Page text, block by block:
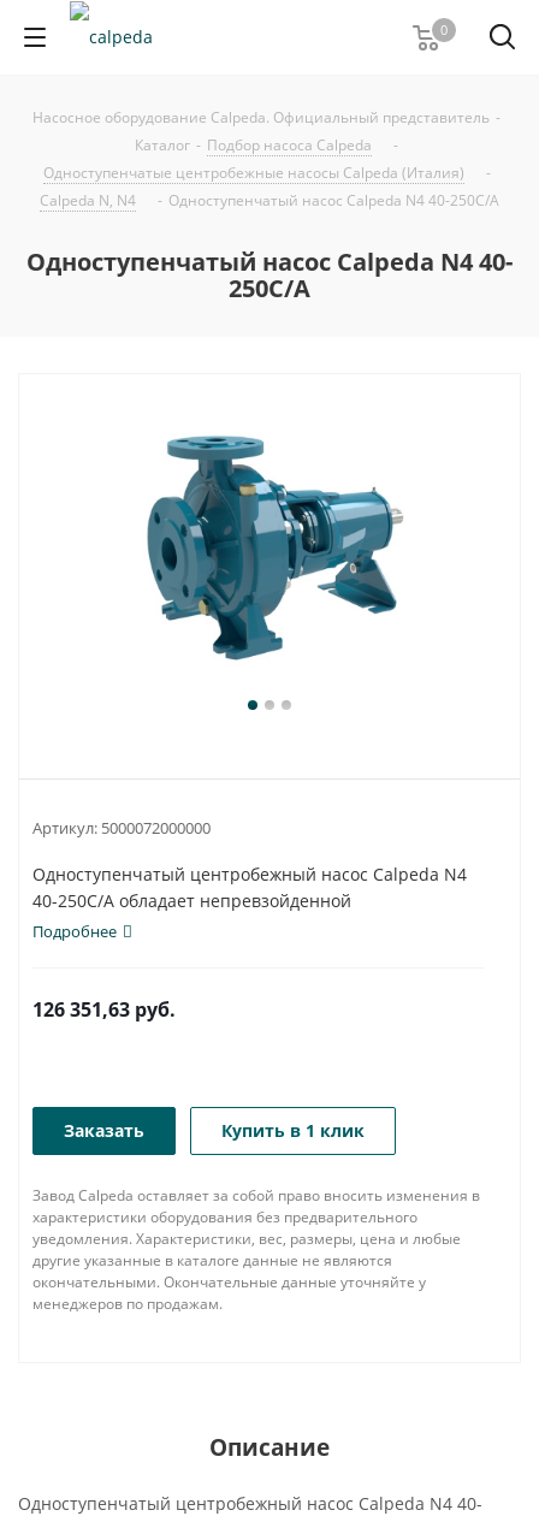
0
Насосное оборудование Calpeda. Официальный представитель -
Каталог - Подбор насоса Calpeda
-
Одноступенчатые центробежные насосы Calpeda (Италия)
-
Calpeda N, N4
- Одноступенчатый насос Calpeda N4 40-250C/A
Одноступенчатый насос Calpeda N4 40-
250C/A
Артикул: 5000072000000
Одноступенчатый центробежный насос Calpeda N4
40-250C/A обладает непревзойденной
универсальностью...
Подробнее
126 351,63 руб.
Заказать Купить в 1 клик
Завод Calpeda оставляет за собой право вносить изменения в
характеристики оборудования без предварительного
уведомления. Характеристики, вес, размеры, цена и любые
другие указанные в каталоге данные не являются
окончательными. Окончательные данные уточняйте у
менеджеров по продажам.
Описание
Одноступенчатый центробежный насос Calpeda N4 40-